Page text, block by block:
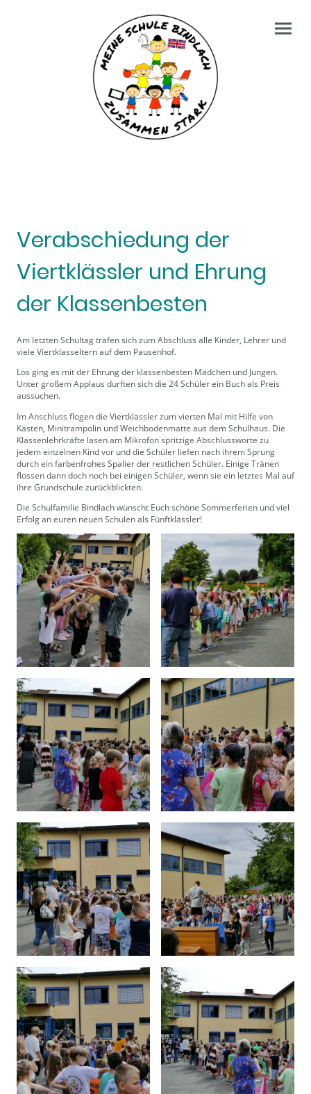
Verabschiedung der
Viertklässler und Ehrung
der Klassenbesten
Am letzten Schultag trafen sich zum Abschluss alle Kinder, Lehrer und
viele Viertklasseltern auf dem Pausenhof.
Los ging es mit der Ehrung der klassenbesten Mädchen und Jungen.
Unter großem Applaus durften sich die 24 Schüler ein Buch als Preis
aussuchen.
Im Anschluss flogen die Viertklässler zum vierten Mal mit Hilfe von
Kasten, Minitrampolin und Weichbodenmatte aus dem Schulhaus. Die
Klassenlehrkräfte lasen am Mikrofon spritzige Abschlussworte zu
jedem einzelnen Kind vor und die Schüler liefen nach ihrem Sprung
durch ein farbenfrohes Spalier der restlichen Schüler. Einige Tränen
flossen dann doch noch bei einigen Schüler, wenn sie ein letztes Mal auf
ihre Grundschule zurückblickten.
Die Schulfamilie Bindlach wünscht Euch schöne Sommerferien und viel
Erfolg an euren neuen Schulen als Fünftklässler!